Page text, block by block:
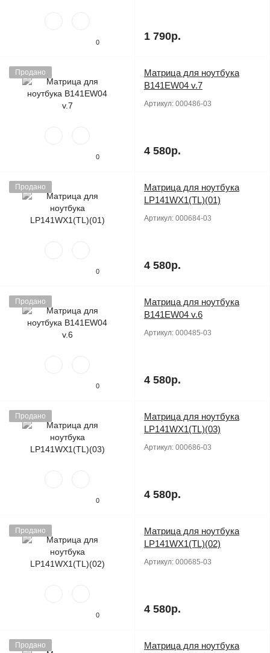
0 1 790р.
Продано
0
Матрица для ноутбука
B141EW04 v.7
Артикул: 000486-03
4 580р.
Продано
0
Матрица для ноутбука
LP141WX1(TL)(01)
Артикул: 000684-03
4 580р.
Продано
0
Матрица для ноутбука
B141EW04 v.6
Артикул: 000485-03
4 580р.
Продано
0
Матрица для ноутбука
LP141WX1(TL)(03)
Артикул: 000686-03
4 580р.
Продано
0
Матрица для ноутбука
LP141WX1(TL)(02)
Артикул: 000685-03
4 580р.
Продано Матрица для ноутбука